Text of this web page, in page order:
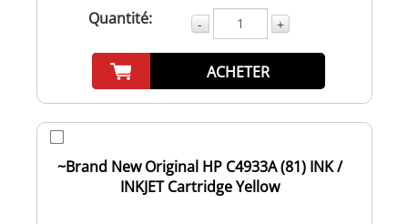
Quantité: - +
ACHETER
~Brand New Original HP C4933A (81) INK /
INKJET Cartridge Yellow